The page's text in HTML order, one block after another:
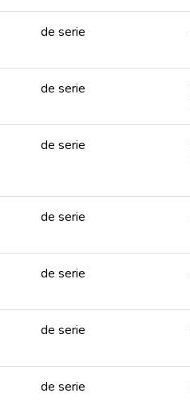
de serie
de serie
de serie
de serie
de serie
de serie
de serie